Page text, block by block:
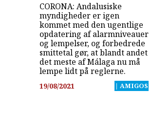
CORONA: Andalusiske
myndigheder er igen
kommet med den ugentlige
opdatering af alarmniveauer
og lempelser, og forbedrede
smittetal gør, at blandt andet
det meste af Málaga nu må
lempe lidt på reglerne.
19/08/2021 | AMIGOS